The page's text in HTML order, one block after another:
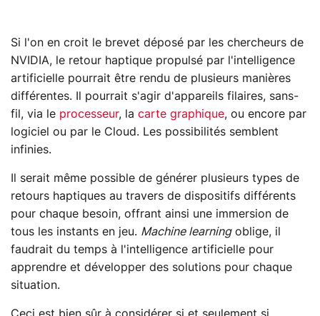
Si l'on en croit le brevet déposé par les chercheurs de
NVIDIA, le retour haptique propulsé par l'intelligence
artificielle pourrait être rendu de plusieurs manières
différentes. Il pourrait s'agir d'appareils filaires, sans-
fil, via le processeur, la carte graphique, ou encore par
logiciel ou par le Cloud. Les possibilités semblent
infinies.
Il serait même possible de générer plusieurs types de
retours haptiques au travers de dispositifs différents
pour chaque besoin, offrant ainsi une immersion de
tous les instants en jeu. Machine learningoblige, il
faudrait du temps à l'intelligence artificielle pour
apprendre et développer des solutions pour chaque
situation.
Ceci est bien sûr à considérer si et seulement si